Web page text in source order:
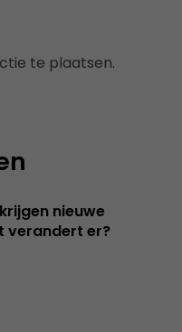
te plaatsen.
nieuwe
verandert er?